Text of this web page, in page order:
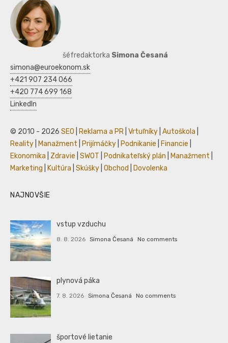
šéfredaktorka Simona Česaná
simona@euroekonom.sk
+421 907 234 066
+420 774 699 168
LinkedIn
© 2010 - 2026 SEO Reklama a PR Vrtuľníky Autoškola
Reality
Manažment Prijímáčky Podnikanie Financie
Ekonomika
Zdravie SWOT Podnikateľský plán Manažment
Marketing
Kultúra Skúšky Obchod Dovolenka
NAJNOVŠIE
vstup vzduchu
8. 8. 2026 Simona Česaná No comments
plynová páka
7. 8. 2026 Simona Česaná No comments
športové lietanie